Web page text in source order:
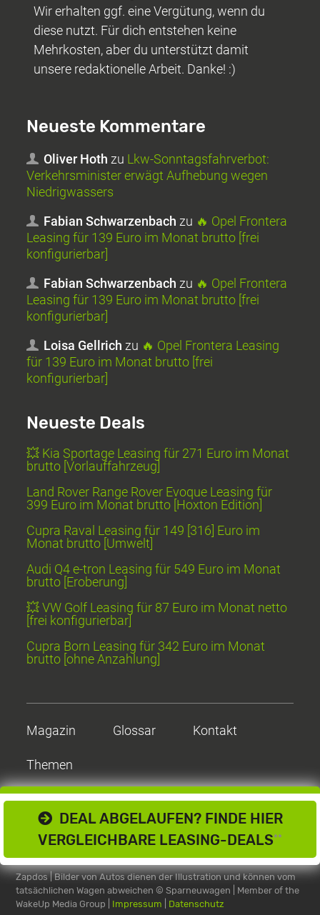
DEAL ABGELAUFEN? FINDE HIER
VERGLEICHBARE LEASING-DEALS**
Wir erhalten ggf. eine Vergütung, wenn du
diese nutzt. Für dich entstehen keine
Mehrkosten, aber du unterstützt damit
unsere redaktionelle Arbeit. Danke! :)
Neueste Kommentare
Oliver Hoth zu Lkw-Sonntagsfahrverbot:
Verkehrsminister erwägt Aufhebung wegen
Niedrigwassers
Fabian Schwarzenbach zu 🔥 Opel Frontera
Leasing für 139 Euro im Monat brutto [frei
konfigurierbar]
Fabian Schwarzenbach zu 🔥 Opel Frontera
Leasing für 139 Euro im Monat brutto [frei
konfigurierbar]
Loisa Gellrich zu 🔥 Opel Frontera Leasing
für 139 Euro im Monat brutto [frei
konfigurierbar]
Neueste Deals
💥 Kia Sportage Leasing für 271 Euro im Monat
brutto [Vorlauffahrzeug]
Land Rover Range Rover Evoque Leasing für
399 Euro im Monat brutto [Hoxton Edition]
Cupra Raval Leasing für 149 [316] Euro im
Monat brutto [Umwelt]
Audi Q4 e-tron Leasing für 549 Euro im Monat
brutto [Eroberung]
💥 VW Golf Leasing für 87 Euro im Monat netto
[frei konfigurierbar]
Cupra Born Leasing für 342 Euro im Monat
brutto [ohne Anzahlung]
Magazin Glossar Kontakt
Themen
Zapdos | Bilder von Autos dienen der Illustration und können vom
tatsächlichen Wagen abweichen© Sparneuwagen | Member of the
WakeUp Media Group | Impressum Datenschutz